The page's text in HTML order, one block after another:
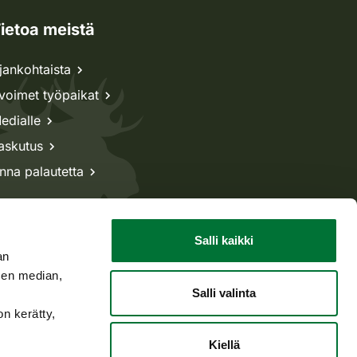
median,
kerätty,
Salli kaikki
Salli valinta
Kiellä
meistä
työpaikat
palautetta